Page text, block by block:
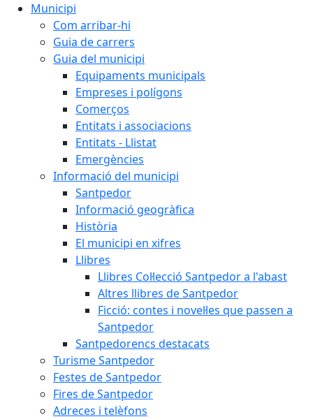
Municipi
Com arribar-hi
Guia de carrers
Guia del municipi
Equipaments municipals
Empreses i polígons
Comerços
Entitats i associacions
Entitats - Llistat
Emergències
Informació del municipi
Santpedor
Informació geogràfica
Història
El municipi en xifres
Llibres
Llibres Col·lecció Santpedor a l'abast
Altres llibres de Santpedor
Ficció: contes i novel·les que passen a
Santpedor
Santpedorencs destacats
Turisme Santpedor
Festes de Santpedor
Fires de Santpedor
Adreces i telèfons